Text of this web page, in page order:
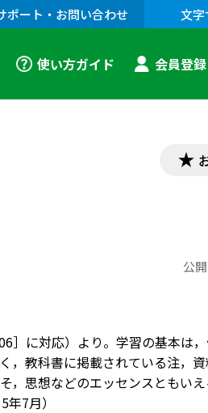
ポート・お問い合わせ 文字
使い方ガイド 会員登録
公開
］に対応）より。学習の基本は
，教科書に掲載されている注，
，思想などのエッセンスともい
7月）